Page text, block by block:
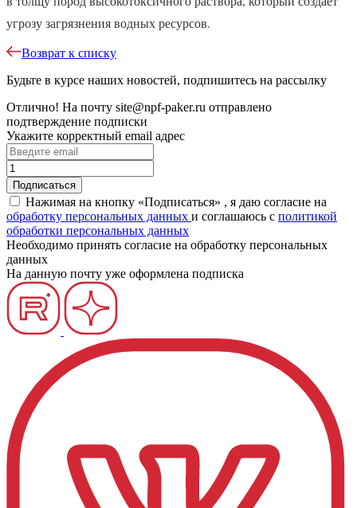
угрозу загрязнения водных ресурсов.
Возврат к списку
Будьте в курсе наших новостей, подпишитесь на рассылку
Отлично! На почту site@npf-paker.ru отправлено
подтверждение подписки
Укажите корректный email адрес
Нажимая на кнопку «Подписаться» , я даю согласие на
обработку персональных данных и соглашаюсь c политикой
обработки персональных данных
Необходимо принять согласие на обработку персональных
данных
На данную почту уже оформлена подписка